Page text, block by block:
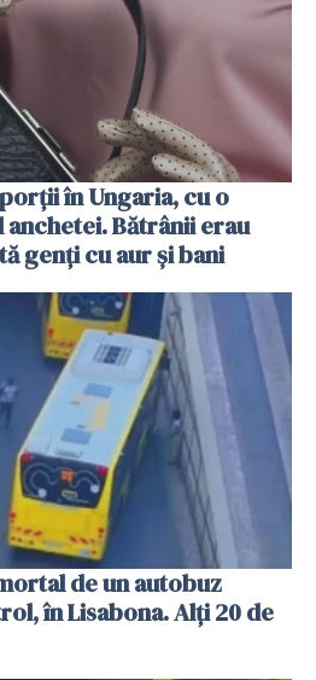
în Ungaria, cu o
Bătrânii erau
genți cu aur și bani
de un autobuz
în Lisabona. Alți 20 de